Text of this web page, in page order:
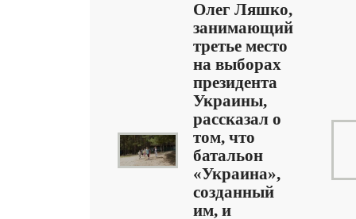
Олег Ляшко,
занимающий
третье место
на выборах
президента
Украины,
рассказал о
том, что
батальон
«Украина»,
созданный
им, и